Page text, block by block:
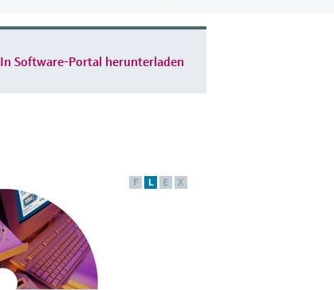
In Software-Portal herunterladen
F L E X